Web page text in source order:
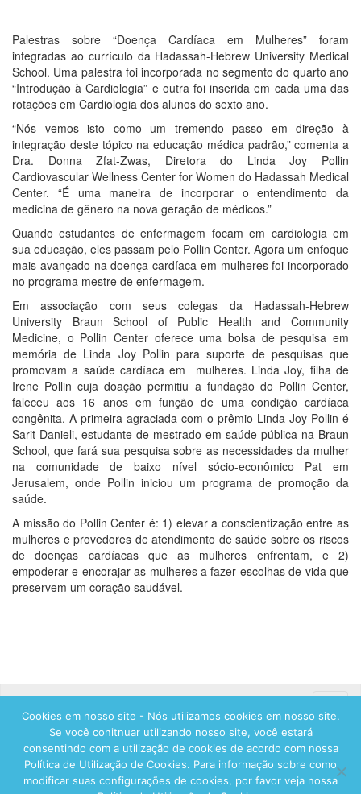
Palestras sobre “Doença Cardíaca em Mulheres” foram
integradas ao currículo da Hadassah-Hebrew University Medical
School. Uma palestra foi incorporada no segmento do quarto ano
“Introdução à Cardiologia” e outra foi inserida em cada uma das
rotações em Cardiologia dos alunos do sexto ano.
“Nós vemos isto como um tremendo passo em direção à
integração deste tópico na educação médica padrão,” comenta a
Dra. Donna Zfat-Zwas, Diretora do Linda Joy Pollin
Cardiovascular Wellness Center for Women do Hadassah Medical
Center. “É uma maneira de incorporar o entendimento da
medicina de gênero na nova geração de médicos.”
Quando estudantes de enfermagem focam em cardiologia em
sua educação, eles passam pelo Pollin Center. Agora um enfoque
mais avançado na doença cardíaca em mulheres foi incorporado
no programa mestre de enfermagem.
Em associação com seus colegas da Hadassah-Hebrew
University Braun School of Public Health and Community
Medicine, o Pollin Center oferece uma bolsa de pesquisa em
memória de Linda Joy Pollin para suporte de pesquisas que
promovam a saúde cardíaca em mulheres. Linda Joy, filha de
Irene Pollin cuja doação permitiu a fundação do Pollin Center,
faleceu aos 16 anos em função de uma condição cardíaca
congênita. A primeira agraciada com o prêmio Linda Joy Pollin é
Sarit Danieli, estudante de mestrado em saúde pública na Braun
School, que fará sua pesquisa sobre as necessidades da mulher
na comunidade de baixo nível sócio-econômico Pat em
Jerusalem, onde Pollin iniciou um programa de promoção da
saúde.
A missão do Pollin Center é: 1) elevar a conscientização entre as
mulheres e provedores de atendimento de saúde sobre os riscos
de doenças cardíacas que as mulheres enfrentam, e 2)
empoderar e encorajar as mulheres a fazer escolhas de vida que
preservem um coração saudável.
© 2026 Hadassah International, Ltd. Hadassah, the H logo, the Hadassah International
Cookies em nosso site - Nós utilizamos cookies em nosso site.
Se você conitnuar utilizando nosso site, você estará
consentindo com a utilização de cookies de acordo com nossa
Política de Utilização de Cookies. Para informação sobre como
modificar suas configurações de cookies, por favor veja nossa